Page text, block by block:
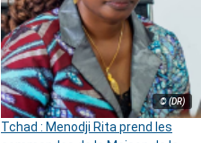
© (DR)
Tchad : Menodji Rita prend les